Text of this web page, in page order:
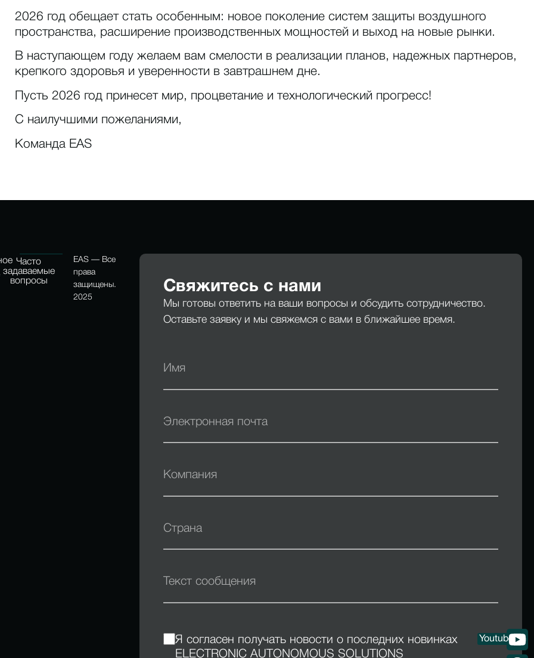
2026 год обещает стать особенным: новое поколение систем защиты воздушного
пространства, расширение производственных мощностей и выход на новые рынки.
В наступающем году желаем вам смелости в реализации планов, надежных партнеров,
крепкого здоровья и уверенности в завтрашнем дне.
Пусть 2026 год принесет мир, процветание и технологический прогресс!
С наилучшими пожеланиями,
Команда EAS
Youtube
Часто
задаваемые
вопросы
EAS — Все
права
защищены.
2025
Свяжитесь с нами
Мы готовы ответить на ваши вопросы и обсудить сотрудничество.
Оставьте заявку и мы свяжемся с вами в ближайшее время.
Я согласен получать новости о последних новинках
ELECTRONIC AUTONOMOUS SOLUTIONS